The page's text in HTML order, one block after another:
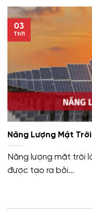
Năng Lượng Mặt
Năng lượng mặt trời
được tạo ra bởi...
03
Th11